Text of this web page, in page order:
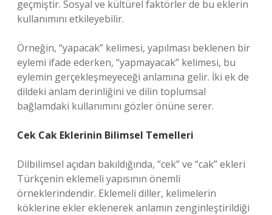
geçmiştir. Sosyal ve kültürel faktörler de bu eklerin
kullanımını etkileyebilir.
Örneğin, “yapacak” kelimesi, yapılması beklenen bir
eylemi ifade ederken, “yapmayacak” kelimesi, bu
eylemin gerçekleşmeyeceği anlamına gelir. İki ek de
dildeki anlam derinliğini ve dilin toplumsal
bağlamdaki kullanımını gözler önüne serer.
Cek Cak Eklerinin Bilimsel Temelleri
Dilbilimsel açıdan bakıldığında, “cek” ve “cak” ekleri
Türkçenin eklemeli yapısının önemli
örneklerindendir. Eklemeli diller, kelimelerin
köklerine ekler eklenerek anlamın zenginleştirildiği